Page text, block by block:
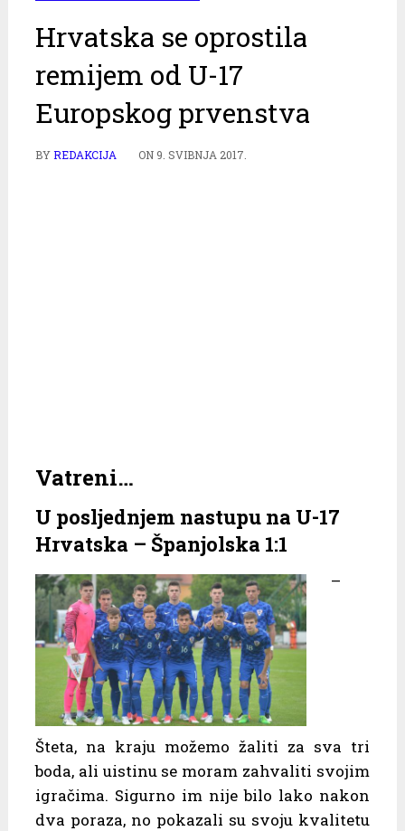
Hrvatska se oprostila
remijem od U-17
Europskog prvenstva
BYREDAKCIJA ON 9. SVIBNJA 2017.
Vatreni…
U posljednjem nastupu na U-17
Hrvatska – Španjolska 1:1
–
Šteta, na kraju možemo žaliti za sva tri
boda, ali uistinu se moram zahvaliti svojim
igračima. Sigurno im nije bilo lako nakon
dva poraza, no pokazali su svoju kvalitetu